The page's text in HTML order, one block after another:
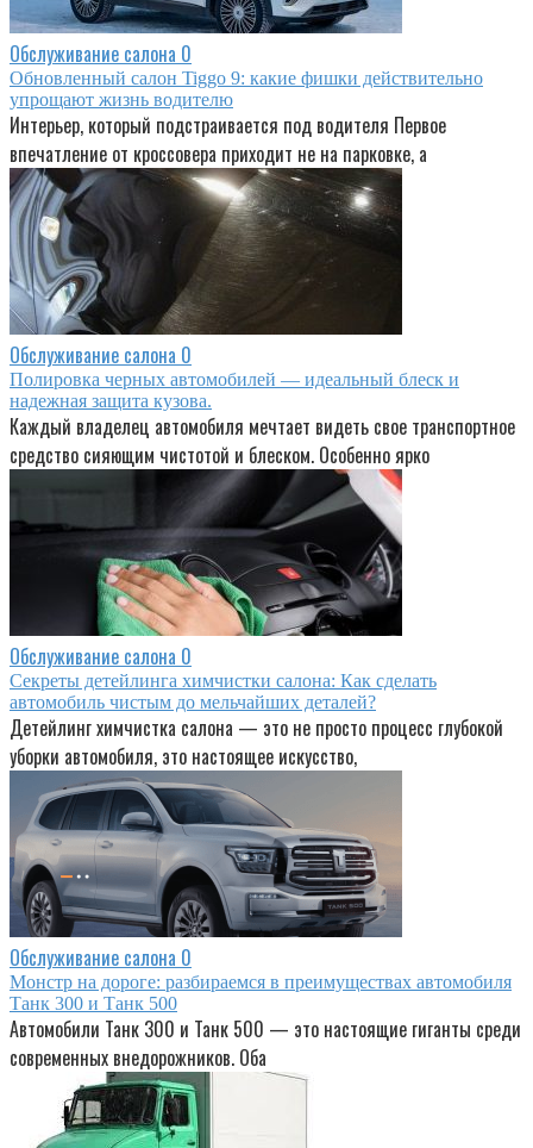
Обслуживание салона 0
Обновленный салон Tiggo 9: какие фишки действительно
упрощают жизнь водителю
Интерьер, который подстраивается под водителя Первое
впечатление от кроссовера приходит не на парковке, а
Обслуживание салона 0
Полировка черных автомобилей — идеальный блеск и
надежная защита кузова.
Каждый владелец автомобиля мечтает видеть свое транспортное
средство сияющим чистотой и блеском. Особенно ярко
Обслуживание салона 0
Секреты детейлинга химчистки салона: Как сделать
автомобиль чистым до мельчайших деталей?
Детейлинг химчистка салона — это не просто процесс глубокой
уборки автомобиля, это настоящее искусство,
Обслуживание салона 0
Монстр на дороге: разбираемся в преимуществах автомобиля
Танк 300 и Танк 500
Автомобили Танк 300 и Танк 500 — это настоящие гиганты среди
современных внедорожников. Оба